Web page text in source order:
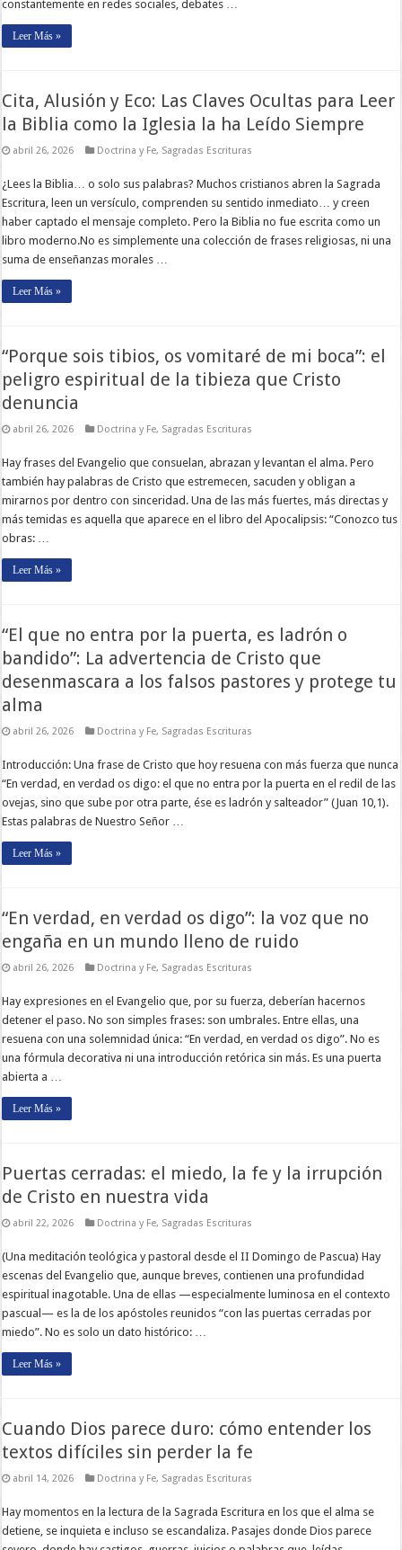
constantemente en redes sociales, debates …
Leer Más »
Cita, Alusión y Eco: Las Claves Ocultas para Leer
la Biblia como la Iglesia la ha Leído Siempre
abril 26, 2026 Doctrina y Fe, Sagradas Escrituras
¿Lees la Biblia… o solo sus palabras? Muchos cristianos abren la Sagrada
Escritura, leen un versículo, comprenden su sentido inmediato… y creen
haber captado el mensaje completo. Pero la Biblia no fue escrita como un
libro moderno.No es simplemente una colección de frases religiosas, ni una
suma de enseñanzas morales …
Leer Más »
“Porque sois tibios, os vomitaré de mi boca”: el
peligro espiritual de la tibieza que Cristo
denuncia
abril 26, 2026 Doctrina y Fe, Sagradas Escrituras
Hay frases del Evangelio que consuelan, abrazan y levantan el alma. Pero
también hay palabras de Cristo que estremecen, sacuden y obligan a
mirarnos por dentro con sinceridad. Una de las más fuertes, más directas y
más temidas es aquella que aparece en el libro del Apocalipsis: “Conozco tus
obras: …
Leer Más »
“El que no entra por la puerta, es ladrón o
bandido”: La advertencia de Cristo que
desenmascara a los falsos pastores y protege tu
alma
abril 26, 2026 Doctrina y Fe, Sagradas Escrituras
Introducción: Una frase de Cristo que hoy resuena con más fuerza que nunca
“En verdad, en verdad os digo: el que no entra por la puerta en el redil de las
ovejas, sino que sube por otra parte, ése es ladrón y salteador” (Juan 10,1).
Estas palabras de Nuestro Señor …
Leer Más »
“En verdad, en verdad os digo”: la voz que no
engaña en un mundo lleno de ruido
abril 26, 2026 Doctrina y Fe, Sagradas Escrituras
Hay expresiones en el Evangelio que, por su fuerza, deberían hacernos
detener el paso. No son simples frases: son umbrales. Entre ellas, una
resuena con una solemnidad única: “En verdad, en verdad os digo”. No es
una fórmula decorativa ni una introducción retórica sin más. Es una puerta
abierta a …
Leer Más »
Puertas cerradas: el miedo, la fe y la irrupción
de Cristo en nuestra vida
abril 22, 2026 Doctrina y Fe, Sagradas Escrituras
(Una meditación teológica y pastoral desde el II Domingo de Pascua) Hay
escenas del Evangelio que, aunque breves, contienen una profundidad
espiritual inagotable. Una de ellas —especialmente luminosa en el contexto
pascual— es la de los apóstoles reunidos “con las puertas cerradas por
miedo”. No es solo un dato histórico: …
Leer Más »
Cuando Dios parece duro: cómo entender los
textos difíciles sin perder la fe
abril 14, 2026 Doctrina y Fe, Sagradas Escrituras
Hay momentos en la lectura de la Sagrada Escritura en los que el alma se
detiene, se inquieta e incluso se escandaliza. Pasajes donde Dios parece